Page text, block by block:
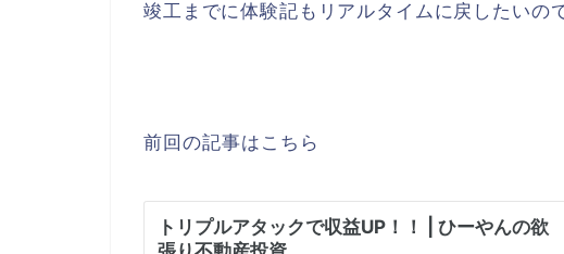
竣工までに体験記もリアルタイムに戻したいの
前回の記事はこちら